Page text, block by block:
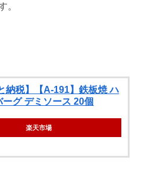
。
納税】【A-191】鉄板焼 ハ
ーグ デミソース 20個
楽天市場